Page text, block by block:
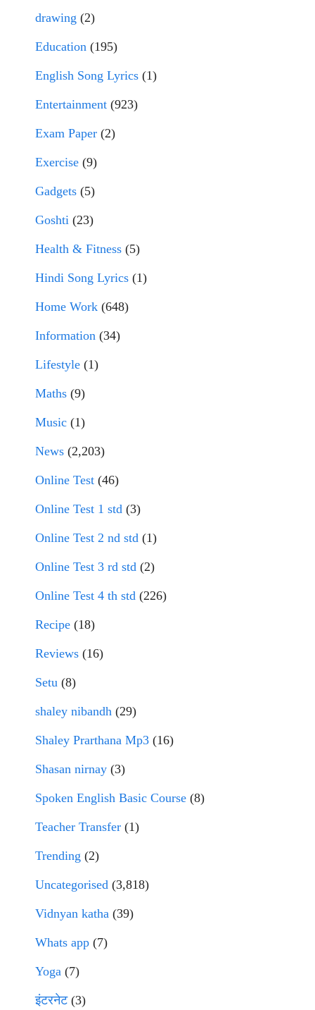
drawing (2)
Education (195)
English Song Lyrics (1)
Entertainment (923)
Exam Paper (2)
Exercise (9)
Gadgets (5)
Goshti (23)
Health & Fitness (5)
Hindi Song Lyrics (1)
Home Work (648)
Information (34)
Lifestyle (1)
Maths (9)
Music (1)
News (2,203)
Online Test (46)
Online Test 1 std (3)
Online Test 2 nd std (1)
Online Test 3 rd std (2)
Online Test 4 th std (226)
Recipe (18)
Reviews (16)
Setu (8)
shaley nibandh (29)
Shaley Prarthana Mp3 (16)
Shasan nirnay (3)
Spoken English Basic Course (8)
Teacher Transfer (1)
Trending (2)
Uncategorised (3,818)
Vidnyan katha (39)
Whats app (7)
Yoga (7)
इंटरनेट(3)